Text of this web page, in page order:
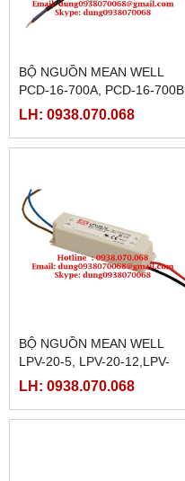
BỘ NGUỒN MEAN WELL
PCD-16-700A, PCD-16-700B
LH: 0938.070.068
BỘ NGUỒN MEAN WELL
LPV-20-5, LPV-20-12,LPV-
20-15,LPV-20-24
LH: 0938.070.068